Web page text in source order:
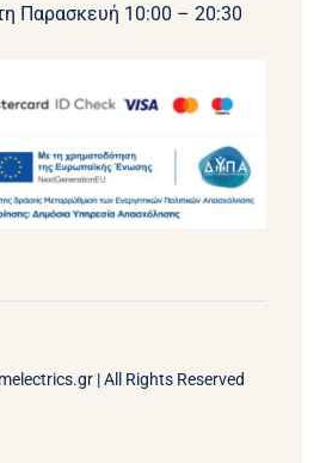
Παρασκευή 10:00 – 20:30
melectrics.gr | All Rights Reserved